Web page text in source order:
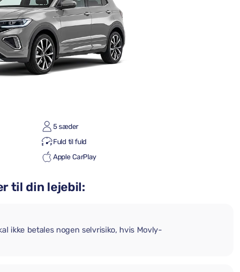
5 sæder
Fuld til fuld
Apple CarPlay
til din lejebil:
ikke betales nogen selvrisiko, hvis Movly-